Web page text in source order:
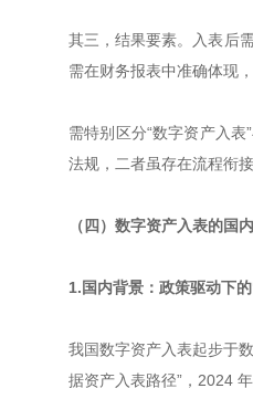
其三，结果要素。入表后
需在财务报表中准确体现
需特别区分“数字资产入表
法规，二者虽存在流程衔
（四）数字资产入表的国
1.国内背景：政策驱动下
我国数字资产入表起步于
据资产入表路径”，2024